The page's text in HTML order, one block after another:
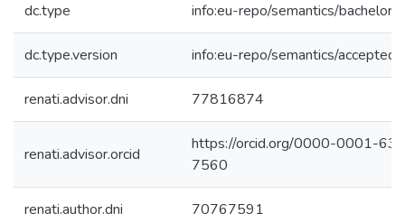
dc.type info:eu-repo/semantics/
dc.type.version info:eu-repo/semantics/
renati.advisor.dni 77816874
renati.advisor.orcid
https://orcid.org/0000-0001-
7560
renati.author.dni 70767591